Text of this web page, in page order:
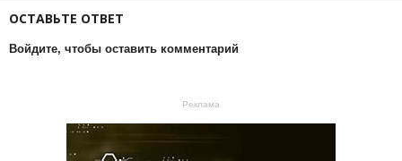
ОСТАВЬТЕ ОТВЕТ
Войдите, чтобы оставить комментарий
Реклама